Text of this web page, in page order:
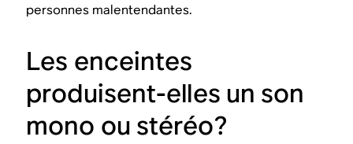
personnes malentendantes.
Les enceintes
produisent-elles un son
mono ou stéréo?